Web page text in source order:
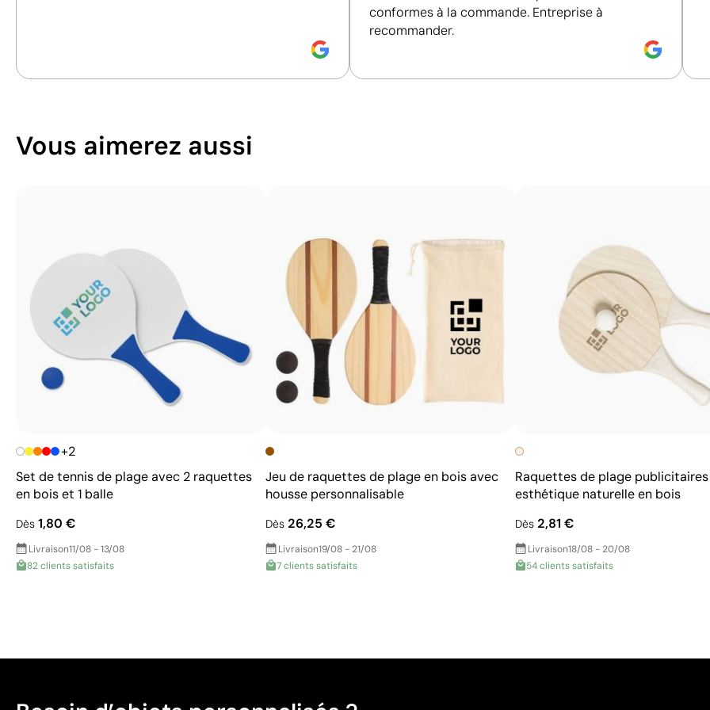
pièce intérieure 2
Tampographie:
Position:pièce extérieure 1
maximum 2 couleurs
Possibilité d’impression avec couleurs Pantone®
exactes
Permet l’impression sur surfaces incurvées et
irrégulières
Bonne définition des textes et logos
Prix compétitifs pour les grandes quantités
conformes à la commande. Entreprise à
recommander.
Vous aimerez aussi
+2
Set de tennis de plage avec 2 raquettes
en bois et 1 balle
Dès 1,80 €
Livraison11/08 - 13/08
82 clients satisfaits
Jeu de raquettes de plage en bois avec
housse personnalisable
Dès26,25 €
Livraison19/08 - 21/08
7 clients satisfaits
Raquettes de plage publicitaires
esthétique naturelle en bois
Dès2,81 €
Livraison18/08 - 20/08
54 clients satisfaits